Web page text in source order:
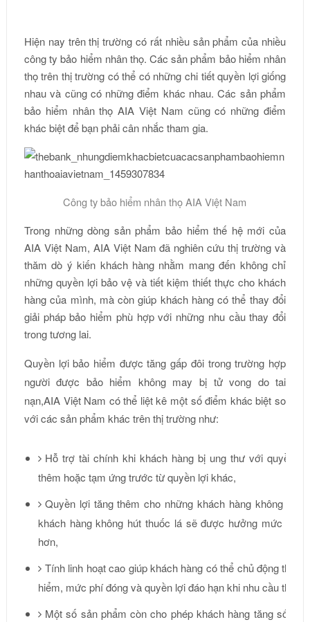
Hiện nay trên thị trường có rất nhiều sản phẩm của nhiều
công ty bảo hiểm nhân thọ. Các sản phẩm bảo hiểm nhân
thọ trên thị trường có thể có những chi tiết quyền lợi giống
nhau và cũng có những điểm khác nhau. Các sản phẩm
bảo hiểm nhân thọ AIA Việt Nam cũng có những điểm
khác biệt để bạn phải cân nhắc tham gia.
Công ty bảo hiểm nhân thọ AIA Việt Nam
Trong những dòng sản phẩm bảo hiểm thế hệ mới của
AIA Việt Nam, AIA Việt Nam đã nghiên cứu thị trường và
thăm dò ý kiến khách hàng nhằm mang đến không chỉ
những quyền lợi bảo vệ và tiết kiệm thiết thực cho khách
hàng của mình, mà còn giúp khách hàng có thể thay đổi
giải pháp bảo hiểm phù hợp với những nhu cầu thay đổi
trong tương lai.
Quyền lợi bảo hiểm được tăng gấp đôi trong trường hợp
người được bảo hiểm không may bị tử vong do tai
nạn,AIA Việt Nam có thể liệt kê một số điểm khác biệt so
với các sản phẩm khác trên thị trường như:
Hỗ trợ tài chính khi khách hàng bị ung thư với quyền
thêm hoặc tạm ứng trước từ quyền lợi khác,
Quyền lợi tăng thêm cho những khách hàng không hút
khách hàng không hút thuốc lá sẽ được hưởng mức phí
hơn,
Tính linh hoạt cao giúp khách hàng có thể chủ động thay
hiểm, mức phí đóng và quyền lợi đáo hạn khi nhu cầu thay
Một số sản phẩm còn cho phép khách hàng tăng số